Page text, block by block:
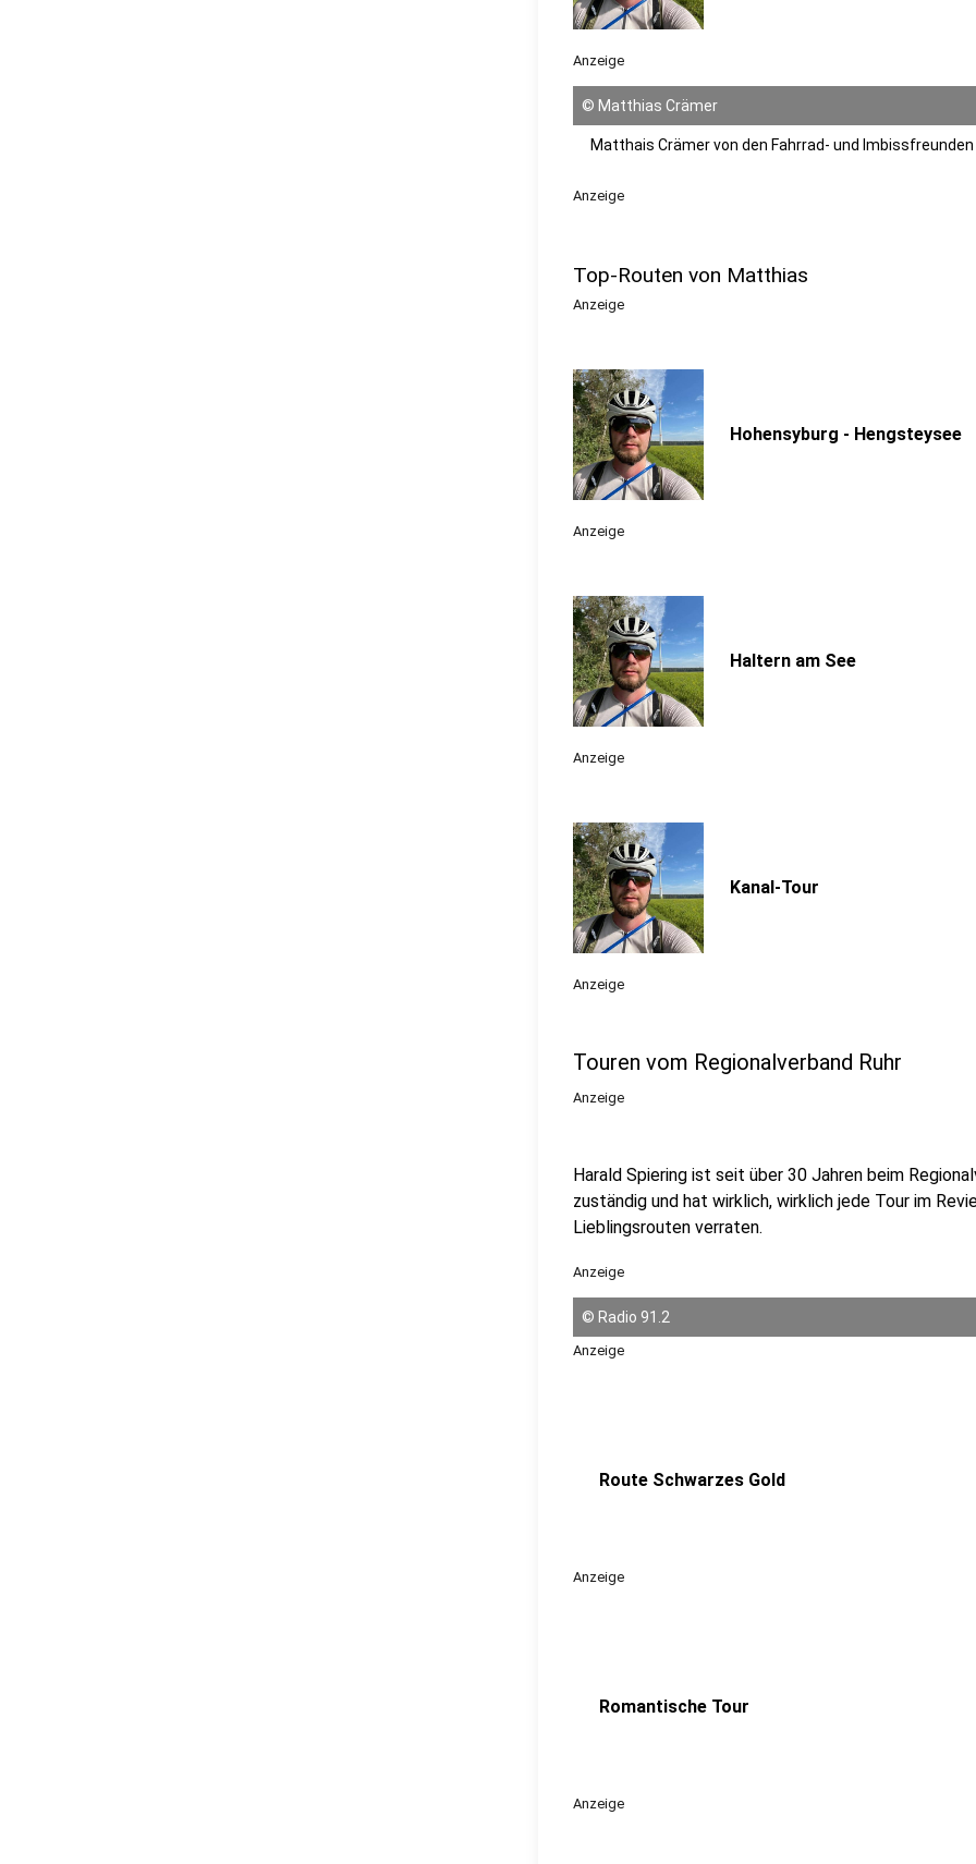
Anzeige
© Matthias Crämer
Matthais Crämer von den Fahrrad- und
Anzeige
Top-Routen von Matthias
Anzeige
Hohensyburg - Hengsteysee
Anzeige
Haltern am See
Anzeige
Kanal-Tour
Anzeige
Touren vom Regionalverband Ruhr
Anzeige
Harald Spiering ist seit über 30 Jahren beim
zuständig und hat wirklich, wirklich jede Tour im
Lieblingsrouten verraten.
Anzeige
© Radio 91.2
Anzeige
Route Schwarzes Gold
Anzeige
Romantische Tour
Anzeige